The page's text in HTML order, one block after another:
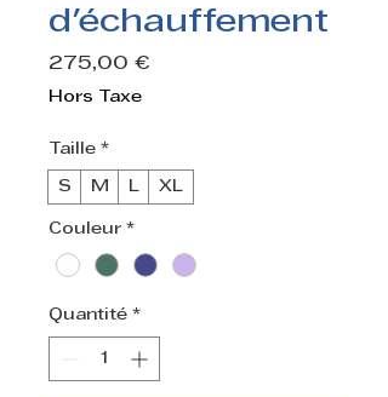
d'échauffement
275,00 €
Hors Taxe
Taille *
S M L XL
Couleur *
Quantité *